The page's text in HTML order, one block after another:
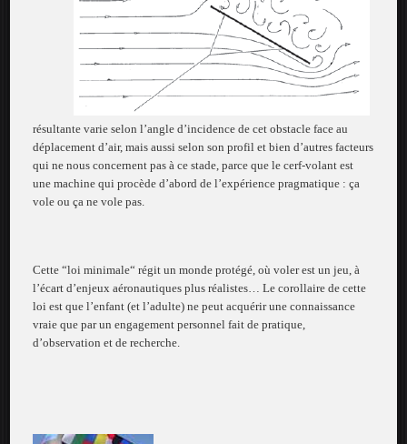
résultante varie selon l’angle d’incidence de cet obstacle face au
déplacement d’air, mais aussi selon son profil et bien d’autres facteurs
qui ne nous concernent pas à ce stade, parce que le cerf-volant est
une machine qui procède d’abord de l’expérience pragmatique : ça
vole ou ça ne vole pas.
Cette “loi minimale“ régit un monde protégé, où voler est un jeu, à
l’écart d’enjeux aéronautiques plus réalistes… Le corollaire de cette
loi est que l’enfant (et l’adulte) ne peut acquérir une connaissance
vraie que par un engagement personnel fait de pratique,
d’observation et de recherche.